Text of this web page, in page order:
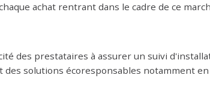
achat rentrant dans le cadre de ce
des prestataires à assurer un suivi
solutions écoresponsables notamment en